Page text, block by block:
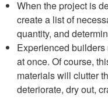
When the project is
create a list of
quantity, and
Experienced
at once. Of course,
materials will clutter
deteriorate, dry out,